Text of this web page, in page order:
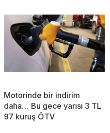
Motorinde bir indirim
daha… Bu gece yarısı 3 TL
97 kuruş ÖTV